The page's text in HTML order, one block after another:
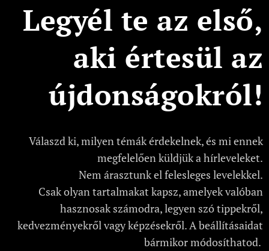
Legyél te az első,
aki értesül az
újdonságokról!
Válaszd ki, milyen témák érdekelnek, és mi ennek
megfelelően küldjük a hírleveleket.
Nem árasztunk el felesleges levelekkel.
Csak olyan tartalmakat kapsz, amelyek valóban
hasznosak számodra, legyen szó tippekről,
kedvezményekről vagy képzésekről. A beállításaidat
bármikor módosíthatod.